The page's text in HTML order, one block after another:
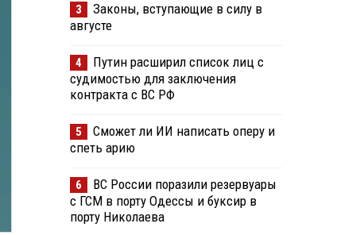
3
Законы, вступающие в силу в
августе
4
Путин расширил список лиц с
судимостью для заключения
контракта с ВС РФ
5
Сможет ли ИИ написать оперу и
спеть арию
6
ВС России поразили резервуары
с ГСМ в порту Одессы и буксир в
порту Николаева